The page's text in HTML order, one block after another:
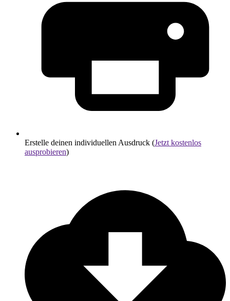
Erstelle deinen individuellen Ausdruck (Jetzt kostenlos
ausprobieren)